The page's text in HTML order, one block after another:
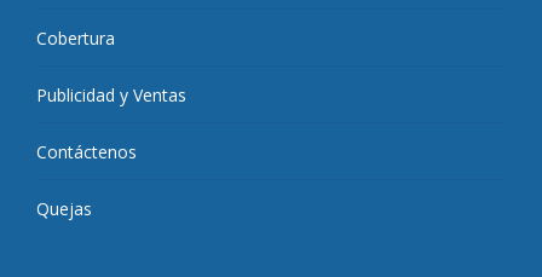
Cobertura
Publicidad y Ventas
Contáctenos
Quejas